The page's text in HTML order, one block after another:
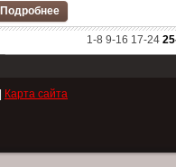
Подробнее
1-8 9-16 17-24
Карта сайта